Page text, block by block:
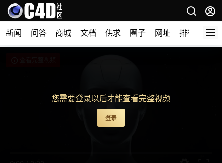
新闻 问答 商城 文档 供求 圈子 网址 排行榜
您需要登录以后才能查看完整视频
登录